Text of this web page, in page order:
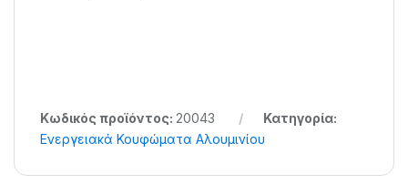
Κωδικός προϊόντος: 20043
Κατηγορία:
Ενεργειακά Κουφώματα Αλουμινίου